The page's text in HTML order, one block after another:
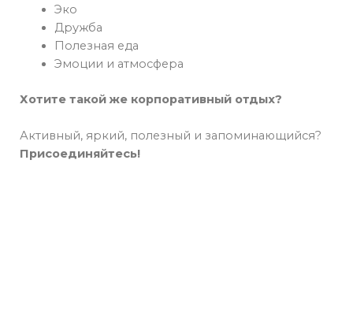
Эко
Дружба
Полезная еда
Эмоции и атмосфера
Хотите такой же корпоративный отдых?
Активный, яркий, полезный и запоминающийся?
Присоединяйтесь!